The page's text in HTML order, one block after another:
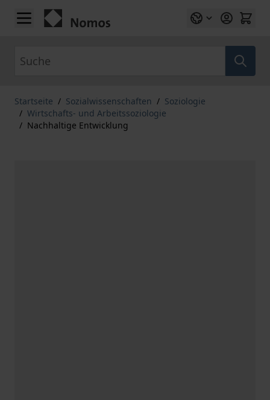
Zum Inhalt springen
Startseite / Sozialwissenschaften / Soziologie
/ Wirtschafts- und Arbeitssoziologie
/ Nachhaltige Entwicklung